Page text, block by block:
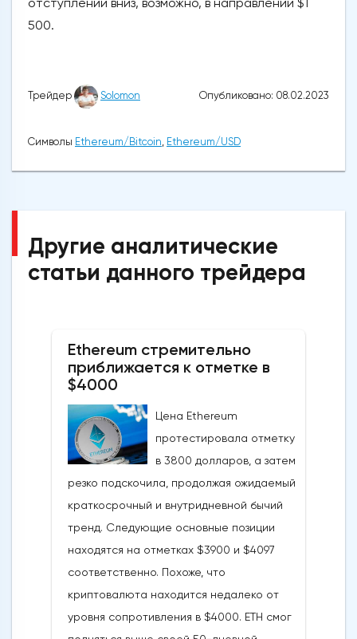
500.
Трейдер Solomon Опубликовано: 08.02.2023
Символы Ethereum/Bitcoin Ethereum/USD
Другие аналитические
статьи данного трейдера
Ethereum стремительно
приближается к отметке в
$4000
Цена Ethereum
протестировала отметку
в 3800 долларов, а затем
резко подскочила, продолжая ожидаемый
краткосрочный и внутридневной бычий
тренд. Следующие основные позиции
находятся на отметках $3900 и $4097
соответственно. Похоже, что
криптовалюта находится недалеко от
уровня сопротивления в $4000. ETH смог